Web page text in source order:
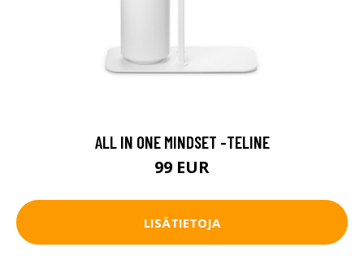
ALL IN ONE MINDSET -TELINE
99 EUR
LISÄTIETOJA